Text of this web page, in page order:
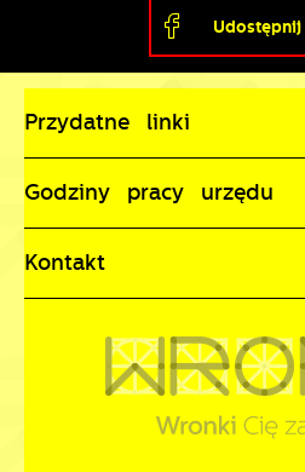
Udostępnij
Przydatne linki
Godziny pracy urzędu
Kontakt